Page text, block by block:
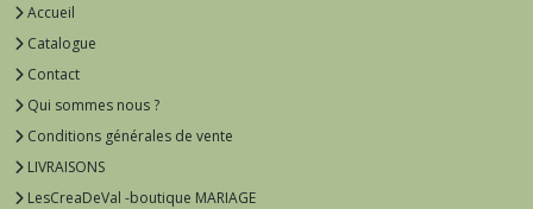
Accueil
Catalogue
Contact
Qui sommes nous ?
Conditions générales de vente
LIVRAISONS
LesCreaDeVal -boutique MARIAGE